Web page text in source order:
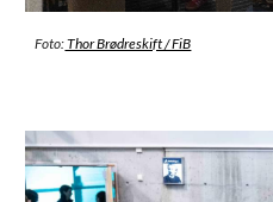
Foto:Thor Brødreskift / FiB